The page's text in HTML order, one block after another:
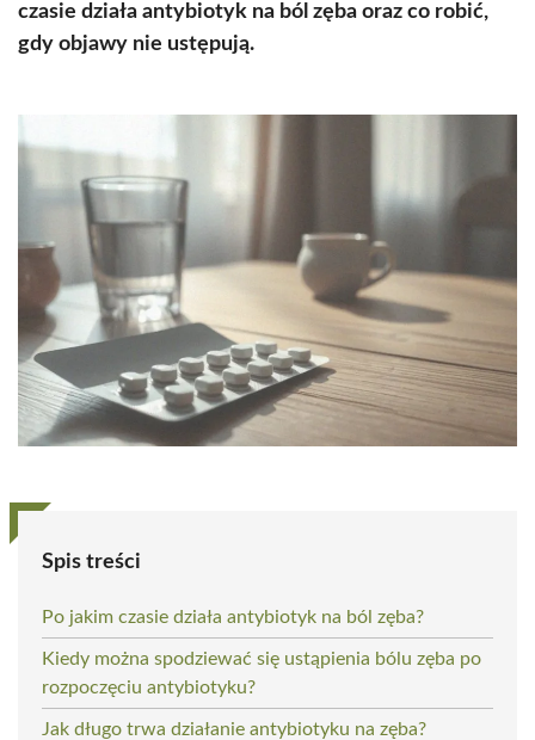
czasie działa antybiotyk na ból zęba oraz co robić,
gdy objawy nie ustępują.
Spis treści
Po jakim czasie działa antybiotyk na ból zęba?
Kiedy można spodziewać się ustąpienia bólu zęba po
rozpoczęciu antybiotyku?
Jak długo trwa działanie antybiotyku na zęba?